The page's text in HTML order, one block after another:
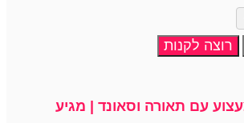
רוצה לקנות
עם תאורה וסאונד | מגיע